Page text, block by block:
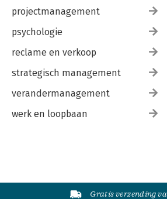
projectmanagement
psychologie
reclame en verkoop
strategisch management
verandermanagement
werk en loopbaan
Gratis verzending